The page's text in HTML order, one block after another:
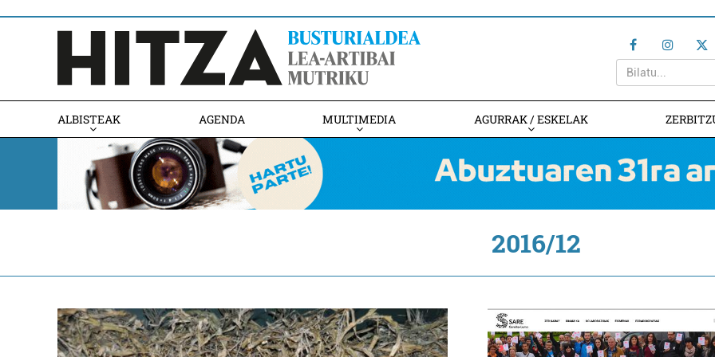
ALBISTEAK AGENDA MULTIMEDIA AGURRAK / ESKELAK
2016/12